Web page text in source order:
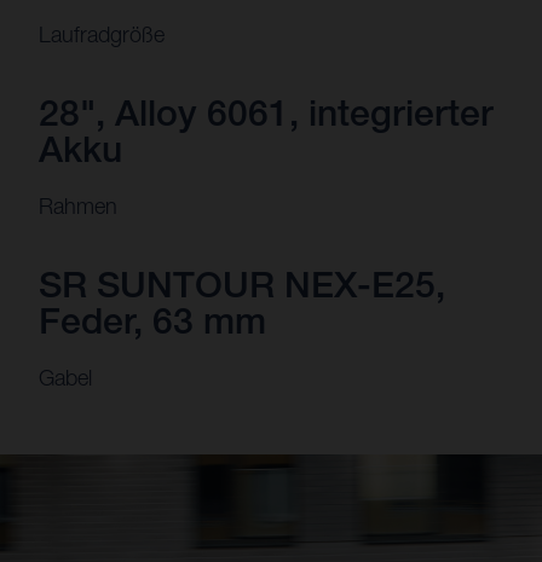
Laufradgröße
28", Alloy 6061, integrierter
Akku
Rahmen
SR SUNTOUR NEX-E25,
Feder, 63 mm
Gabel